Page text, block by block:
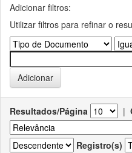
Adicionar filtros:
Utilizar filtros para refinar o
Resultados/Página |
Registro(s)